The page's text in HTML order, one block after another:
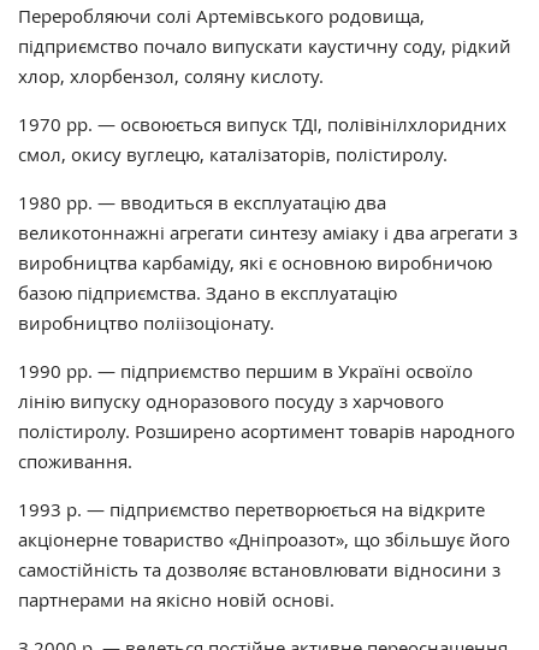
Переробляючи солі Артемівського родовища,
підприємство почало випускати каустичну соду, рідкий
хлор, хлорбензол, соляну кислоту.
1970 рр. — освоюється випуск ТДІ, полівінілхлоридних
смол, окису вуглецю, каталізаторів, полістиролу.
1980 рр. — вводиться в експлуатацію два
великотоннажні агрегати синтезу аміаку і два агрегати з
виробництва карбаміду, які є основною виробничою
базою підприємства. Здано в експлуатацію
виробництво поліізоціонату.
1990 рр. — підприємство першим в Україні освоїло
лінію випуску одноразового посуду з харчового
полістиролу. Розширено асортимент товарів народного
споживання.
1993 р. — підприємство перетворюється на відкрите
акціонерне товариство «Дніпроазот», що збільшує його
самостійність та дозволяє встановлювати відносини з
партнерами на якісно новій основі.